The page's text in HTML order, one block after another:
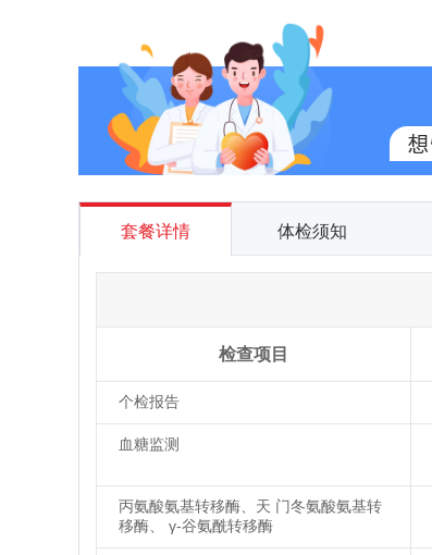
套餐详情 体检须知
检查项目
个检报告
血糖监测
丙氨酸氨基转移酶、天 门冬氨酸氨基转
移酶、 γ-谷氨酰转移酶